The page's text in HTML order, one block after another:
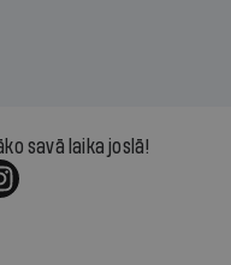
savā laika joslā!